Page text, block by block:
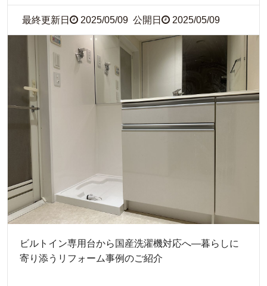
最終更新日 2025/05/09 公開日 2025/05/09
ビルトイン専用台から国産洗濯機対応へ―暮らしに
寄り添うリフォーム事例のご紹介